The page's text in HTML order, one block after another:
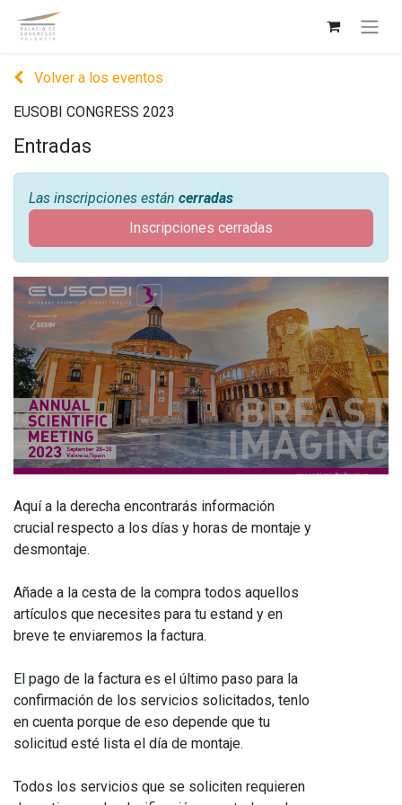
Volver a los eventos
EUSOBI CONGRESS 2023
Entradas
Las inscripciones están cerradas
Inscripciones cerradas
EUSOBI CONGRESS
2023
Aquí a la derecha encontrarás información
crucial respecto a los días y horas de montaje y
desmontaje.
Añade a la cesta de la compra todos aquellos
artículos que necesites para tu estand y en
breve te enviaremos la factura.
El pago de la factura es el último paso para la
confirmación de los servicios solicitados, tenlo
en cuenta porque de eso depende que tu
solicitud esté lista el día de montaje.
Todos los servicios que se soliciten requieren